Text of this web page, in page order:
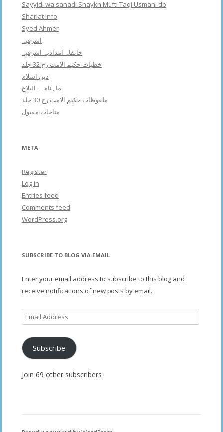
Sayyidi wa sanadi Shaykh Mufti Taqi Usmani db
Shariat info
Syed Ahmer
اشرفبہ
خانقاہ امدادیہ اشرفیہ
خطبات حکیم الامت رح 32 جلد
دین اسلام
ماہنامہ : البلاغ
ملفوظات حکیم الامت رح 30 جلد
مناجات مقبول
META
Register
Log in
Entries feed
Comments feed
WordPress.org
SUBSCRIBE TO BLOG VIA EMAIL
Enter your email address to subscribe to this blog and
receive notifications of new posts by email.
Email
Address
Subscribe
Join 69 other subscribers